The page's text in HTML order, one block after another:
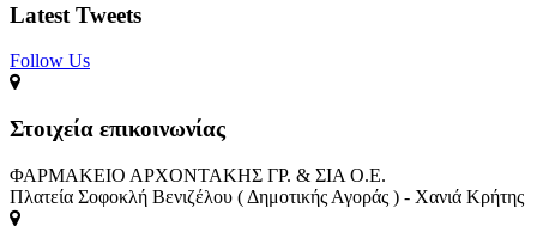
Latest Tweets
Follow Us​
Στοιχεία επικοινωνίας
ΦΑΡΜΑΚΕΙΟ ΑΡΧΟΝΤΑΚΗΣ ΓΡ. & ΣΙΑ Ο.Ε.
Πλατεία Σοφοκλή Βενιζέλου ( Δημοτικής Αγοράς ) - Χανιά Κρήτης